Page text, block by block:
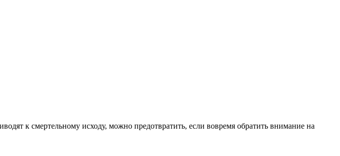
к смертельному исходу, можно предотвратить, если вовремя обратить внимание на